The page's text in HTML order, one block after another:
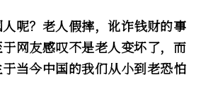
呢？老人假摔，讹诈钱财的事
网友感叹不是老人变坏了，而
当今中国的我们从小到老恐怕